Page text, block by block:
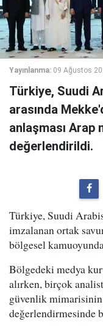
Yayınlanma: 09 Ağustos
Türkiye, Suudi
arasında
anlaşması Arap
değerlendirildi.
Türkiye, Suudi
imzalanan ortak
bölgesel
Bölgedeki medya
alırken, birçok
güvenlik mimarisinin
değerlendirmesinde